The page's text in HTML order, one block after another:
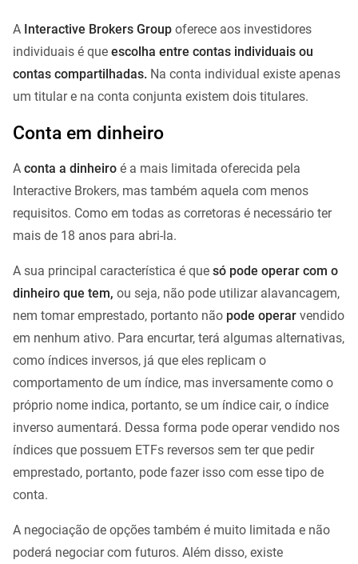
A Interactive Brokers Group oferece aos investidores
individuais é que escolha entre contas individuais ou
contas compartilhadas. Na conta individual existe apenas
um titular e na conta conjunta existem dois titulares.
Conta em dinheiro
A conta a dinheiro é a mais limitada oferecida pela
Interactive Brokers, mas também aquela com menos
requisitos. Como em todas as corretoras é necessário ter
mais de 18 anos para abri-la.
A sua principal característica é que só pode operar com o
dinheiro que tem, ou seja, não pode utilizar alavancagem,
nem tomar emprestado, portanto não pode operar vendido
em nenhum ativo. Para encurtar, terá algumas alternativas,
como índices inversos, já que eles replicam o
comportamento de um índice, mas inversamente como o
próprio nome indica, portanto, se um índice cair, o índice
inverso aumentará. Dessa forma pode operar vendido nos
índices que possuem ETFs reversos sem ter que pedir
emprestado, portanto, pode fazer isso com esse tipo de
conta.
A negociação de opções também é muito limitada e não
poderá negociar com futuros. Além disso, existe